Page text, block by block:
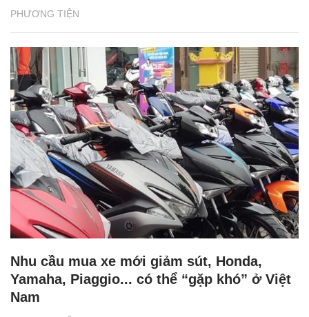
PHƯƠNG TIỆN
Nhu cầu mua xe mới giảm sút, Honda,
Yamaha, Piaggio... có thể “gặp khó” ở Việt
Nam